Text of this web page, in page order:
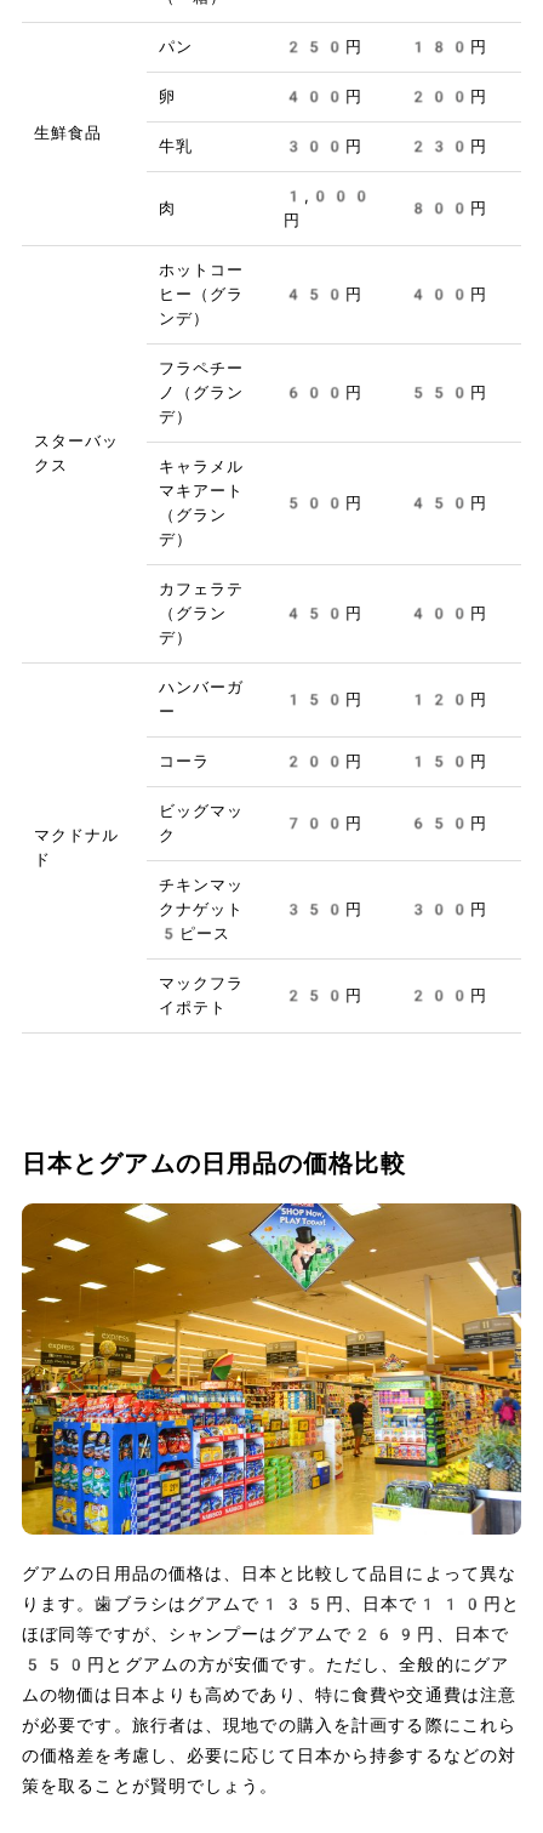
生鮮食品
パン 250円 180円
卵 400円 200円
牛乳 300円 230円
肉
1,000
円
800円
スターバッ
クス
ホットコー
ヒー（グラ
ンデ）
450円 400円
フラペチー
ノ（グラン
デ）
600円 550円
キャラメル
マキアート
（グラン
デ）
500円 450円
カフェラテ
（グラン
デ）
450円 400円
マクドナル
ド
ハンバーガ
ー
150円 120円
コーラ 200円 150円
ビッグマッ
ク
700円 650円
チキンマッ
クナゲット
5ピース
350円 300円
マックフラ
イポテト
250円 200円
日本とグアムの日用品の価格比較
グアムの日用品の価格は、日本と比較して品目によって異な
ります。歯ブラシはグアムで135円、日本で110円と
ほぼ同等ですが、シャンプーはグアムで269円、日本で
550円とグアムの方が安価です。ただし、全般的にグア
ムの物価は日本よりも高めであり、特に食費や交通費は注意
が必要です。旅行者は、現地での購入を計画する際にこれら
の価格差を考慮し、必要に応じて日本から持参するなどの対
策を取ることが賢明でしょう。